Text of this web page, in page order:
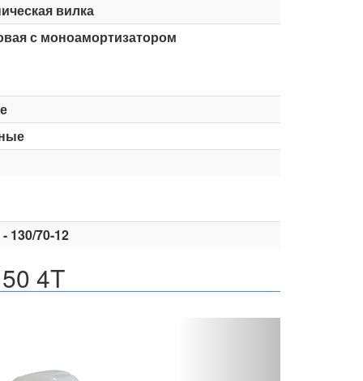
вилка
с моноамортизатором
130/70-12
4T